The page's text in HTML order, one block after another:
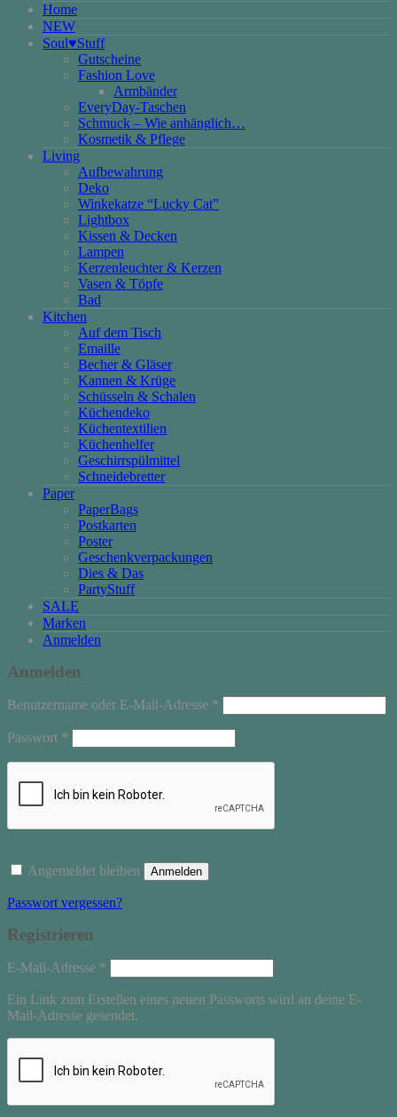
Home
NEW
Soul♥Stuff
Gutscheine
Fashion Love
Armbänder
EveryDay-Taschen
Schmuck – Wie anhänglich…
Kosmetik & Pflege
Living
Aufbewahrung
Deko
Winkekatze “Lucky Cat”
Lightbox
Kissen & Decken
Lampen
Kerzenleuchter & Kerzen
Vasen & Töpfe
Bad
Kitchen
Auf dem Tisch
Emaille
Becher & Gläser
Kannen & Krüge
Schüsseln & Schalen
Küchendeko
Küchentextilien
Küchenhelfer
Geschirrspülmittel
Schneidebretter
Paper
PaperBags
Postkarten
Poster
Geschenkverpackungen
Dies & Das
PartyStuff
SALE
Marken
Anmelden
Anmelden
Benutzername oder E-Mail-Adresse *
Passwort *
Angemeldet bleiben Anmelden
Passwort vergessen?
Registrieren
E-Mail-Adresse *
Ein Link zum Erstellen eines neuen Passworts wird an deine E-
Mail-Adresse gesendet.